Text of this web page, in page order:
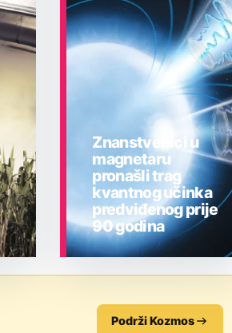
Znanstvenici u
magnetaru
pronašli trag
kvantnog učinka
predviđenog prije
90 godina
Podrži Kozmos